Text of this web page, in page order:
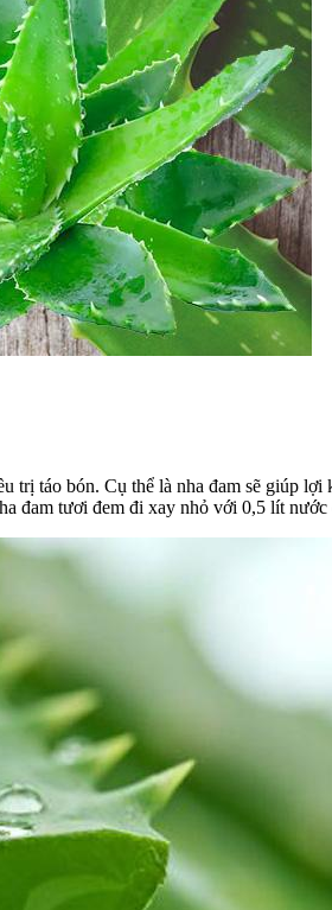
táo bón. Cụ thể là nha đam sẽ giúp
đam tươi đem đi xay nhỏ với 0,5 lít nước